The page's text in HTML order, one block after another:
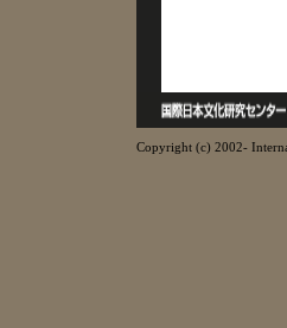
Copyright (c) 2002-